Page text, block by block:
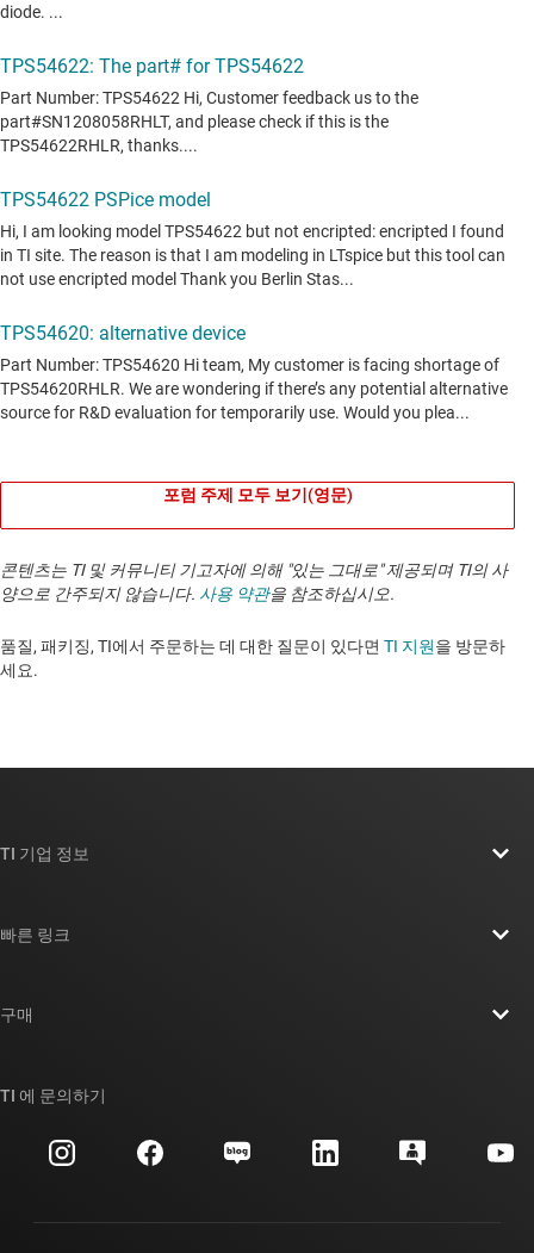
포럼 주제 모두 보기(영문)
콘텐츠는 TI 및 커뮤니티 기고자에 의해 "있는 그대로" 제공되며 TI의 사
양으로 간주되지 않습니다. 사용 약관을 참조하십시오.
품질, 패키징, TI에서 주문하는 데 대한 질문이 있다면 TI 지원을 방문하
세요. ​​​​​​​​​​​​​​
TI 기업 정보
투자 관계
제조
빠른 링크
대체품 검색
고객 지원 센터
구매
주문 FAQ
TI 에 문의하기